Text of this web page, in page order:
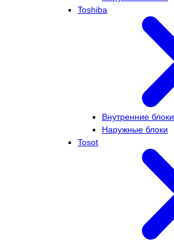
Toshiba
Внутренние блоки
Наружные блоки
Tosot